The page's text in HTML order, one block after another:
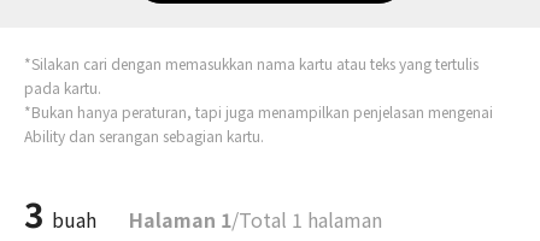
*Silakan cari dengan memasukkan nama kartu atau teks yang tertulis
pada kartu.
*Bukan hanya peraturan, tapi juga menampilkan penjelasan mengenai
Ability dan serangan sebagian kartu.
3 buah Halaman 1/Total 1 halaman